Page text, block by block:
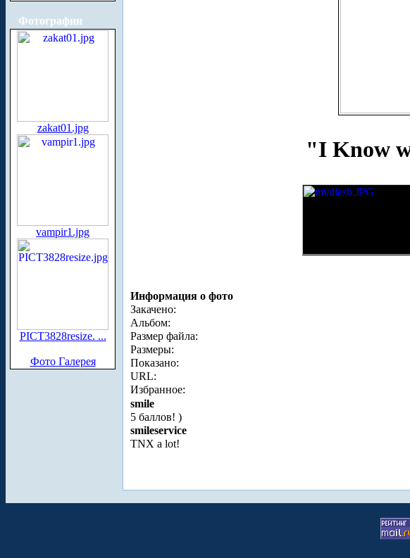
Фотографии
zakat01.jpg
vampir1.jpg
PICT3828resize. ...
Фото Галерея
"I Know
Информация о фото
Закачено:
Альбом:
Размер файла:
Размеры:
Показано:
URL:
Избранное:
smile
5 баллов! )
smileservice
TNX a lot!